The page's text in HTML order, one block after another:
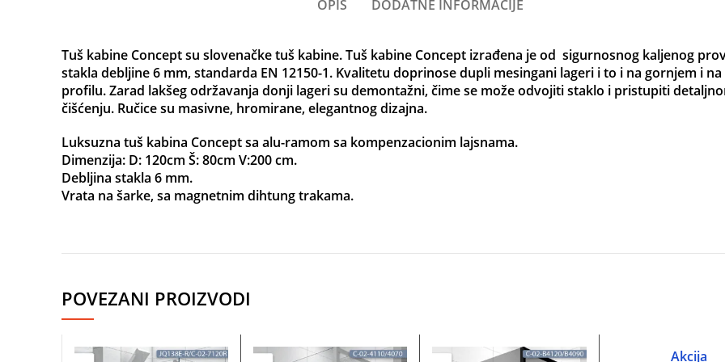
OPIS DODATNE INFORMACIJE
Tuš kabine Concept su slovenačke tuš kabine. Tuš kabine Concept izrađena je od sigurnosnog kaljenog
stakla debljine 6 mm, standarda EN 12150-1. Kvalitetu doprinose dupli mesingani lageri i to i na gornjem i
profilu. Zarad lakšeg održavanja donji lageri su demontažni, čime se može odvojiti staklo i pristupiti
čišćenju. Ručice su masivne, hromirane, elegantnog dizajna.
Luksuzna tuš kabina Concept sa alu-ramom sa kompenzacionim lajsnama.
Dimenzija: D: 120cm Š: 80cm V:200 cm.
Debljina stakla 6 mm.
Vrata na šarke, sa magnetnim dihtung trakama.
POVEZANI PROIZVODI
Akcija